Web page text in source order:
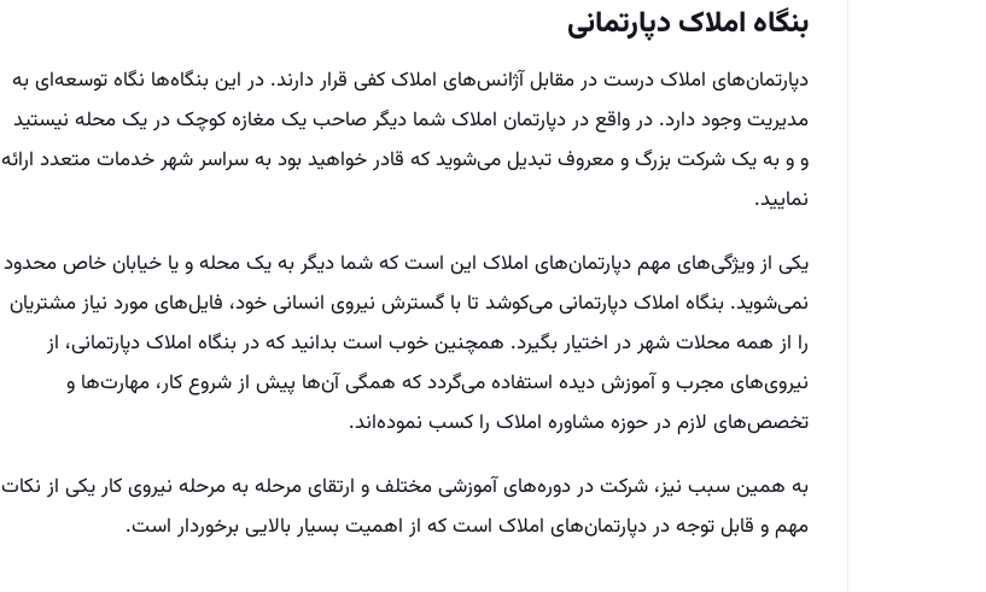
بنگاه املاک دپارتمانی
دپارتمان‌‌های املاک درست در مقابل آژانس‌‌های املاک کفی قرار دارند. در این بنگاه‌‌ها نگاه توسعه‌‌ای به
مدیریت وجود دارد. در واقع در دپارتمان املاک شما دیگر صاحب یک مغازه کوچک در یک محله نیستید
و و به یک شرکت بزرگ و معروف تبدیل می‌‌شوید که قادر خواهید بود به سراسر شهر خدمات متعدد ارائه
نمایید.
یکی از ویژگی‌‌های مهم دپارتمان‌‌های املاک این است که شما دیگر به یک محله و یا خیابان خاص محدود
نمی‌‌شوید. بنگاه املاک دپارتمانی می‌‌کوشد تا با گسترش نیروی انسانی خود، فایل‌‌های مورد نیاز مشتریان
را از همه محلات شهر در اختیار بگیرد. همچنین خوب است بدانید که در بنگاه املاک دپارتمانی، از
نیروی‌‌های مجرب و آموزش دیده استفاده می‌‌گردد که همگی آن‌‌ها پیش از شروع کار، مهارت‌‌ها و
تخصص‌‌های لازم در حوزه مشاوره املاک را کسب نموده‌‌اند.
به همین سبب نیز، شرکت در دوره‌‌های آموزشی مختلف و ارتقای مرحله به مرحله نیروی کار یکی از نکات
مهم و قابل توجه در دپارتمان‌‌های املاک است که از اهمیت بسیار بالایی برخوردار است.